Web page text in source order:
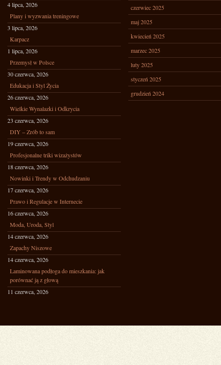
4 lipca, 2026
Plany i wyzwania treningowe
3 lipca, 2026
Karpacz
1 lipca, 2026
Przemysł w Polsce
30 czerwca, 2026
Edukacja i Styl Życia
26 czerwca, 2026
Wielkie Wynalazki i Odkrycia
23 czerwca, 2026
DIY – Zrób to sam
19 czerwca, 2026
Profesjonalne triki wizażystów
18 czerwca, 2026
Nowinki i Trendy w Odchudzaniu
17 czerwca, 2026
Prawo i Regulacje w Internecie
16 czerwca, 2026
Moda, Uroda, Styl
14 czerwca, 2026
Zapachy Niszowe
14 czerwca, 2026
Laminowana podłoga do mieszkania: jak
porównać ją z głową
11 czerwca, 2026
czerwiec 2025
maj 2025
kwiecień 2025
marzec 2025
luty 2025
styczeń 2025
grudzień 2024